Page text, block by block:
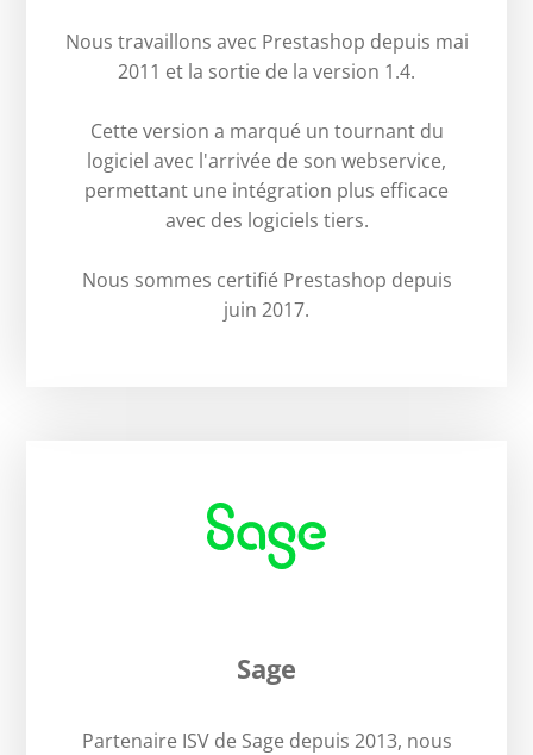
Nous travaillons avec Prestashop depuis mai
2011 et la sortie de la version 1.4.
Cette version a marqué un tournant du
logiciel avec l'arrivée de son webservice,
permettant une intégration plus efficace
avec des logiciels tiers.
Nous sommes certifié Prestashop depuis
juin 2017.
Sage
Partenaire ISV de Sage depuis 2013, nous